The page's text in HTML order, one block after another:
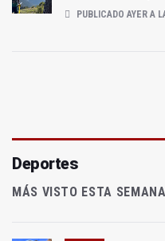
PUBLICADO AYER A
Deportes
MÁS VISTO ESTA SEMANA